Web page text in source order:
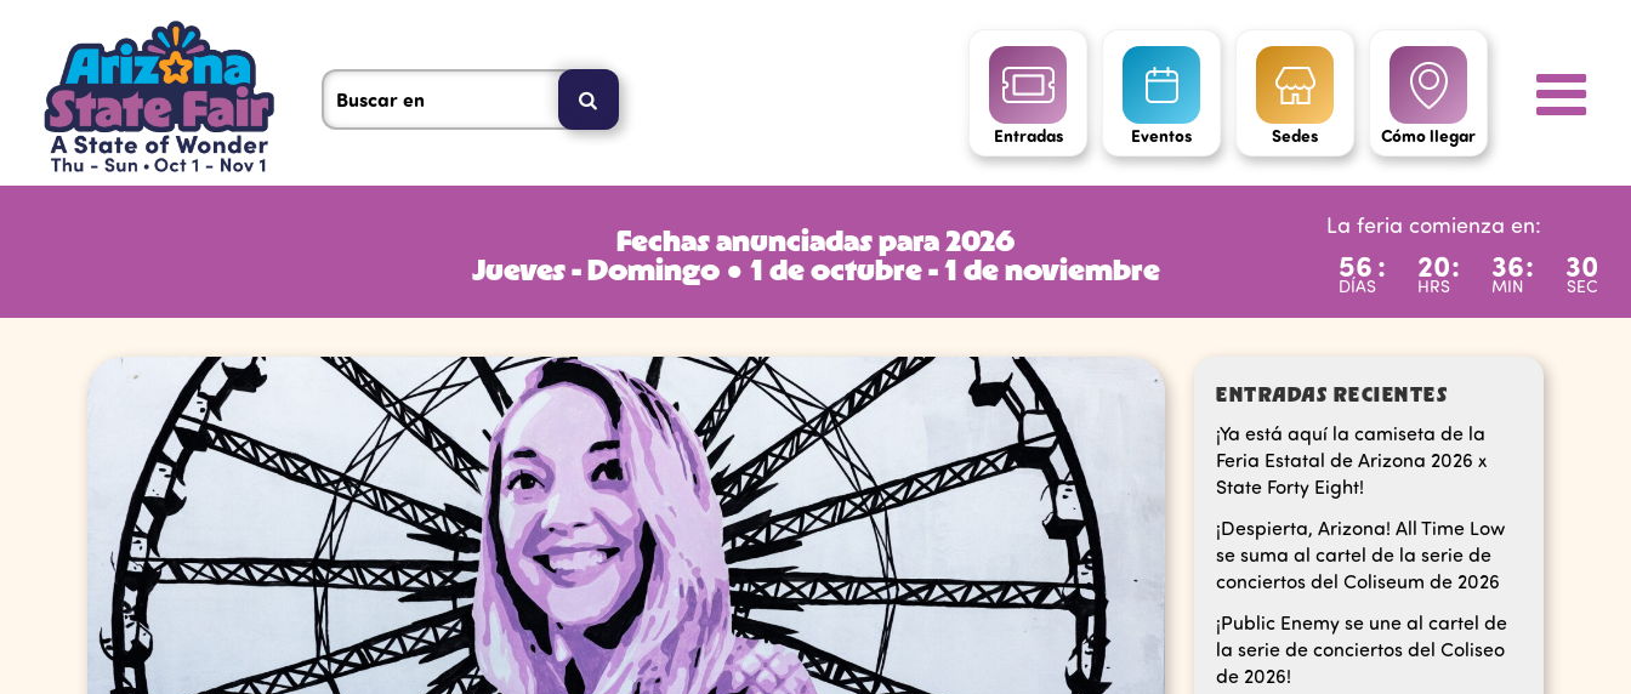
Entradas Eventos Sedes Cómo llegar
Fechas anunciadas para 2026
Jueves - Domingo ● 1 de octubre - 1 de noviembre
La feria comienza en:
56
DÍAS
: 20
HRS
: 36
MIN
: 28
SEC
ENTRADAS RECIENTES
¡Ya está aquí la camiseta de la
Feria Estatal de Arizona 2026 x
State Forty Eight!
¡Despierta, Arizona! All Time Low
se suma al cartel de la serie de
conciertos del Coliseum de 2026
¡Public Enemy se une al cartel de
la serie de conciertos del Coliseo
de 2026!